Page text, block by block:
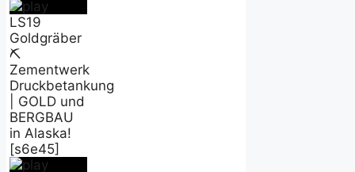
LS19
Goldgräber
⛏️
Zementwerk
Druckbetankung
| GOLD und
BERGBAU
in Alaska!
[s6e45]